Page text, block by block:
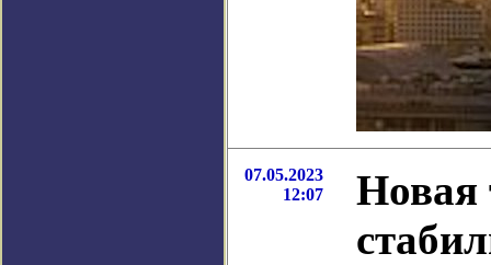
07.05.2023
12:07
Новая